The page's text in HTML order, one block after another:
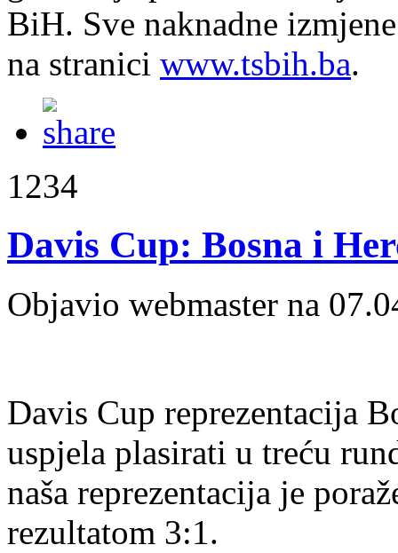
BiH. Sve naknadne
na stranici www.tsbih.ba.
1234
Davis Cup: Bosna i
Objavio webmaster na
Davis Cup reprezentacija
uspjela plasirati u treću
naša reprezentacija je
rezultatom 3:1.